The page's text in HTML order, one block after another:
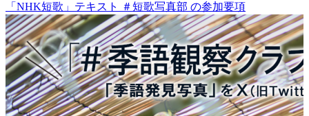
「NHK短歌」テキスト ＃短歌写真部 の参加要項